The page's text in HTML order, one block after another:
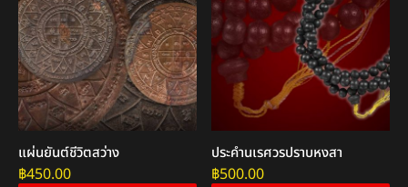
แผ่นยันต์ชีวิตสว่าง
฿450.00
ประคำนเรศวรปราบหงสา
฿500.00